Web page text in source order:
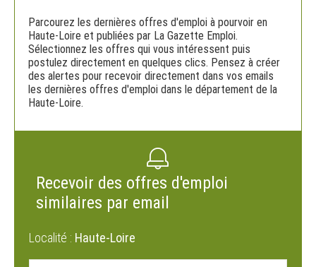
Parcourez les dernières offres d'emploi à pourvoir en
Haute-Loire et publiées par La Gazette Emploi.
Sélectionnez les offres qui vous intéressent puis
postulez directement en quelques clics. Pensez à créer
des alertes pour recevoir directement dans vos emails
les dernières offres d'emploi dans le département de la
Haute-Loire.
Recevoir des offres d'emploi
similaires par email
Localité : Haute-Loire